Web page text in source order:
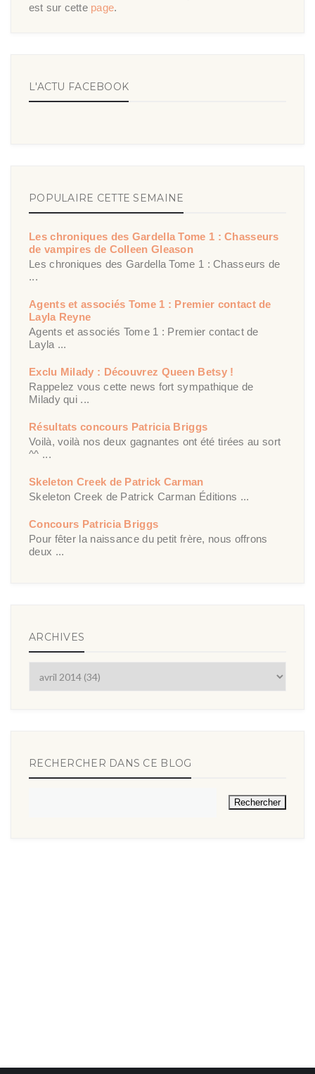
est sur cette page.
L'ACTU FACEBOOK
POPULAIRE CETTE SEMAINE
Les chroniques des Gardella Tome 1 : Chasseurs
de vampires de Colleen Gleason
Les chroniques des Gardella Tome 1 : Chasseurs de
...
Agents et associés Tome 1 : Premier contact de
Layla Reyne
Agents et associés Tome 1 : Premier contact de
Layla ...
Exclu Milady : Découvrez Queen Betsy !
Rappelez vous cette news fort sympathique de
Milady qui ...
Résultats concours Patricia Briggs
Voilà, voilà nos deux gagnantes ont été tirées au sort
^^ ...
Skeleton Creek de Patrick Carman
Skeleton Creek de Patrick Carman Éditions ...
Concours Patricia Briggs
Pour fêter la naissance du petit frère, nous offrons
deux ...
ARCHIVES
RECHERCHER DANS CE BLOG